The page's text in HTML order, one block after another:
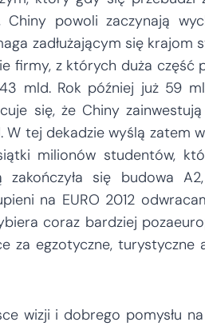
Chiny powoli zaczynają
zadłużającym się krajom
firmy, z których duża część
mld. Rok później już 59
się, że Chiny
W tej dekadzie wyślą zatem
milionów studentów,
zakończyła się budowa
na EURO 2012
coraz bardziej
za egzotyczne, turystyczne
wizji i dobrego pomysłu